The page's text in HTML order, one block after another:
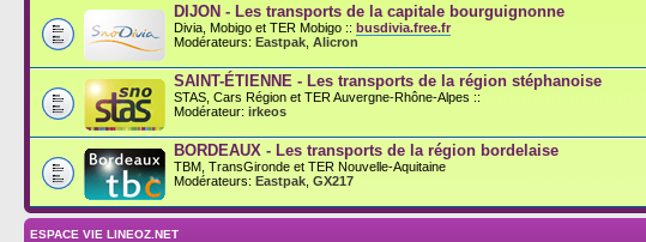
DIJON - Les transports de la capitale bourguignonne
Divia, Mobigo et TER Mobigo :: busdivia.free.fr
Modérateurs: Eastpak Alicron
SAINT-ÉTIENNE - Les transports de la région stéphanoise
STAS, Cars Région et TER Auvergne-Rhône-Alpes ::
Modérateur: irkeos
BORDEAUX - Les transports de la région bordelaise
TBM, TransGironde et TER Nouvelle-Aquitaine
Modérateurs: Eastpak GX217
ESPACE VIE LINEOZ.NET